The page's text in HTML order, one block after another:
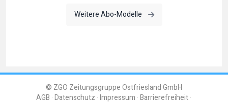
Weitere Abo-Modelle
© ZGO Zeitungsgruppe Ostfriesland GmbH
AGB Datenschutz Impressum Barrierefreiheit